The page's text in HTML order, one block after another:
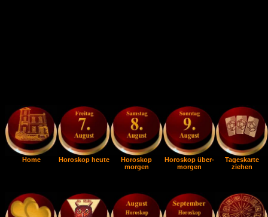
Home Horoskop heute
Horoskop
morgen
Horoskop über-
morgen
Tageskarte
ziehen